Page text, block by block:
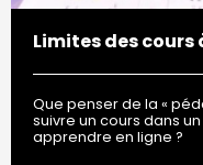
Limites des cours
Que penser de la «
suivre un cours dans
apprendre en ligne ?